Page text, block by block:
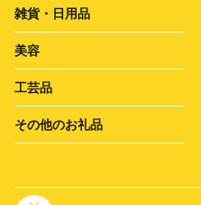
雑貨・日用品
美容
工芸品
その他のお礼品